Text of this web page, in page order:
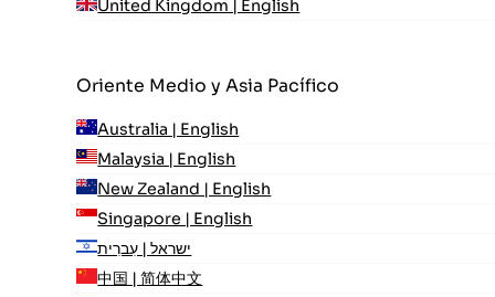
United Kingdom | English
Oriente Medio y Asia Pacífico
Australia | English
Malaysia | English
New Zealand | English
Singapore | English
ישראל | עִברִית
中国 | 简体中文